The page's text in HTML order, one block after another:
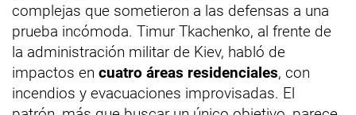
complejas que sometieron a las defensas a una
prueba incómoda. Timur Tkachenko, al frente de
la administración militar de Kiev, habló de
impactos en cuatro áreas residenciales, con
incendios y evacuaciones improvisadas. El